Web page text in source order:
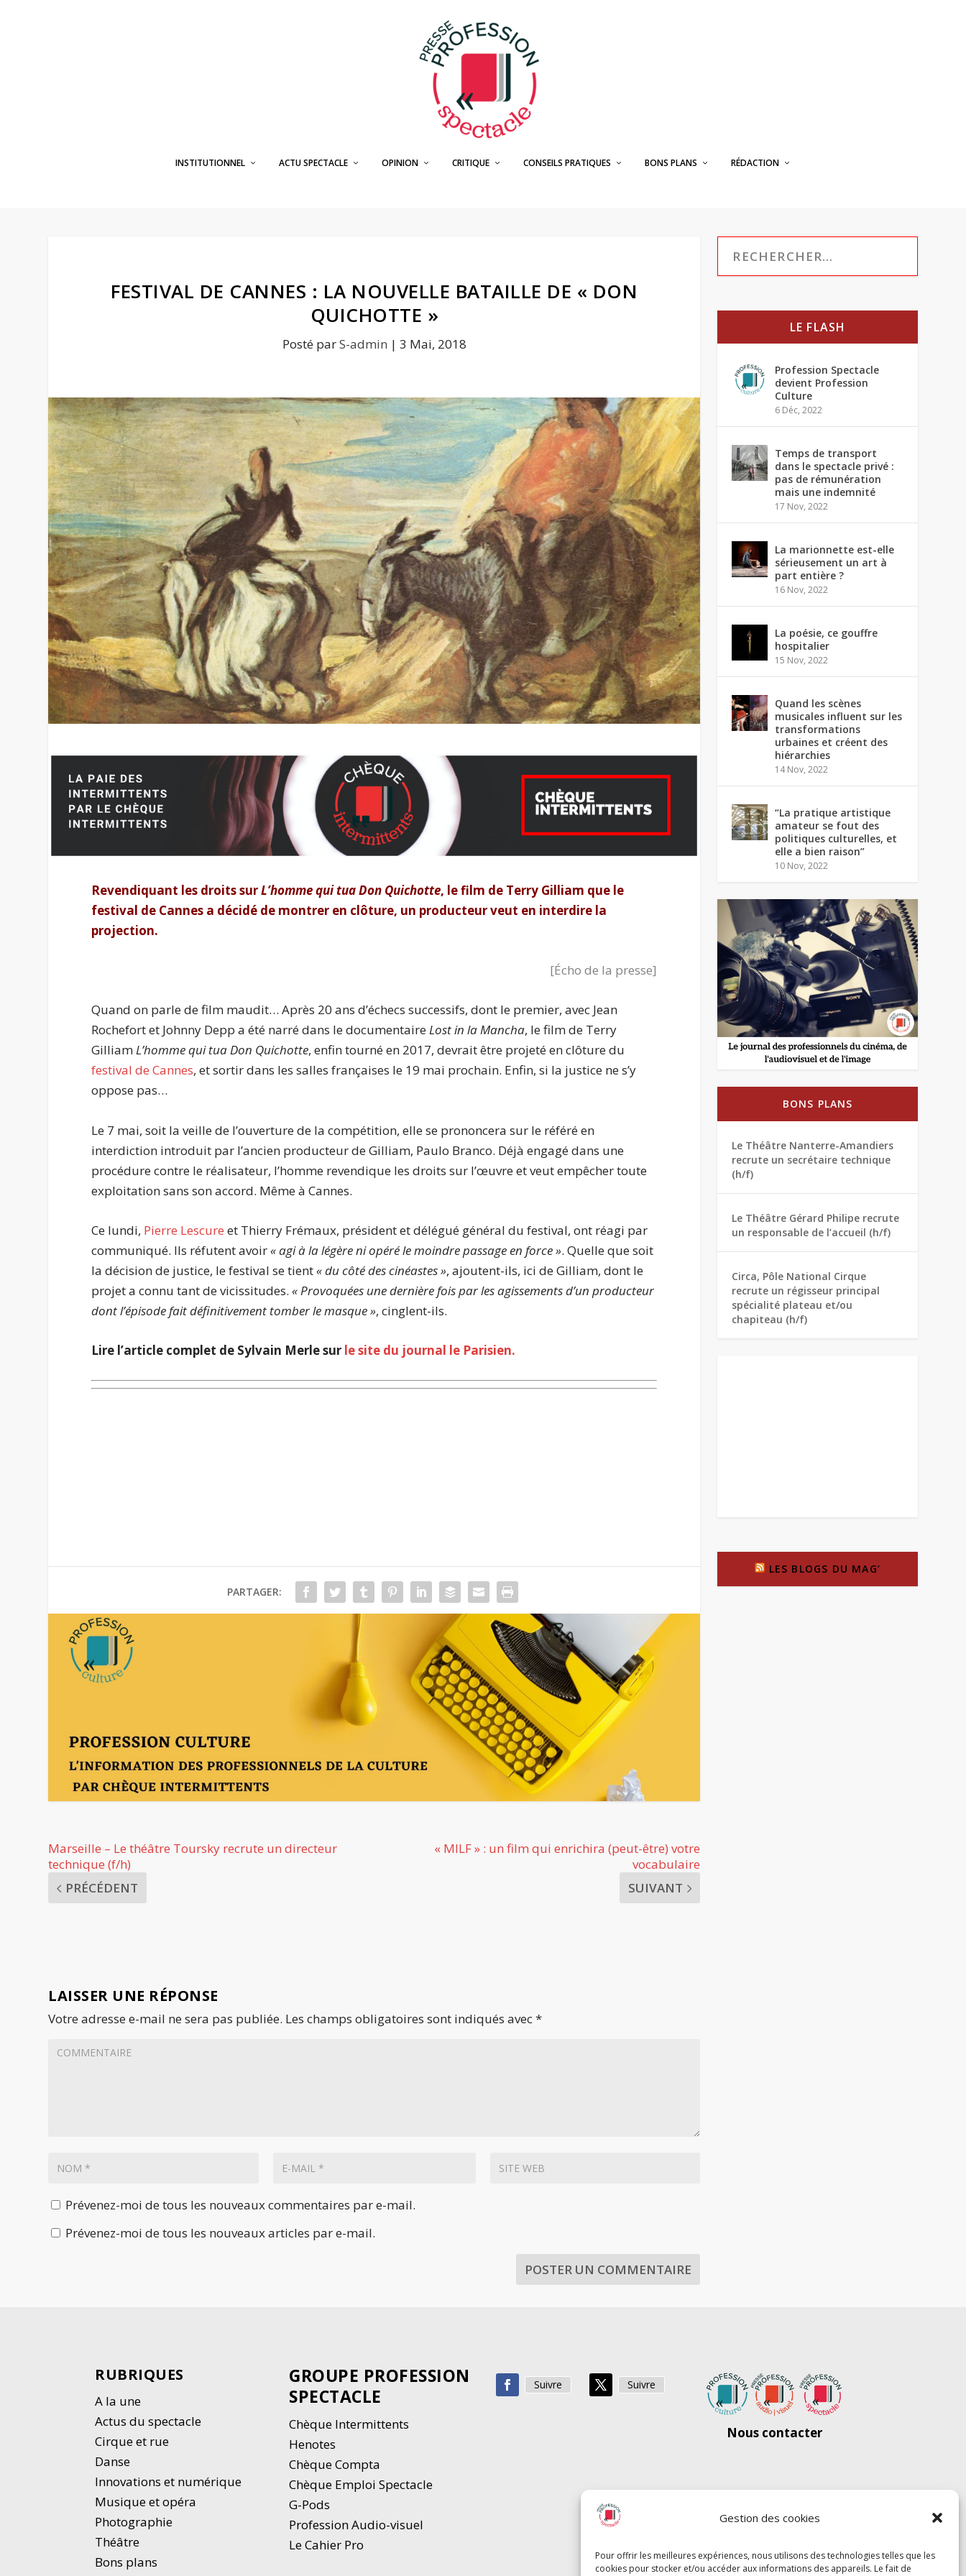
Gestion des cookies
Pour offrir les meilleures expériences, nous utilisons des technologies telles que les
cookies pour stocker et/ou accéder aux informations des appareils. Le fait de
INSTITUTIONNEL ACTU SPECTACLE OPINION CRITIQUE CONSEILS PRATIQUES BONS PLANS RÉDACTION
FESTIVAL DE CANNES : LA NOUVELLE BATAILLE DE « DON
QUICHOTTE »
Posté parS-admin | 3 Mai, 2018
Revendiquant les droits surL’homme qui tua Don Quichotte, le film de Terry Gilliam que le
festival de Cannes a décidé de montrer en clôture, un producteur veut en interdire la
projection.
[Écho de la presse]
Quand on parle de film maudit… Après 20 ans d’échecs successifs, dont le premier, avec Jean
Rochefort et Johnny Depp a été narré dans le documentaireLost in la Mancha, le film de Terry
GilliamL’homme qui tua Don Quichotte, enfin tourné en 2017, devrait être projeté en clôture du
festival de Cannes, et sortir dans les salles françaises le 19 mai prochain. Enfin, si la justice ne s’y
oppose pas…
Le 7 mai, soit la veille de l’ouverture de la compétition, elle se prononcera sur le référé en
interdiction introduit par l’ancien producteur de Gilliam, Paulo Branco. Déjà engagé dans une
procédure contre le réalisateur, l’homme revendique les droits sur l’œuvre et veut empêcher toute
exploitation sans son accord. Même à Cannes.
Ce lundi, Pierre Lescure et Thierry Frémaux, président et délégué général du festival, ont réagi par
communiqué. Ils réfutent avoir« agi à la légère ni opéré le moindre passage en force ». Quelle que soit
la décision de justice, le festival se tient« du côté des cinéastes », ajoutent-ils, ici de Gilliam, dont le
projet a connu tant de vicissitudes.« Provoquées une dernière fois par les agissements d’un producteur
dont l’épisode fait définitivement tomber le masque », cinglent-ils.
Lire l’article complet de Sylvain Merlesur le site du journal le Parisien.
PARTAGER:
Marseille – Le théâtre Toursky recrute un directeur
technique (f/h)
PRÉCÉDENT
« MILF » : un film qui enrichira (peut-être) votre
vocabulaire
SUIVANT
LAISSER UNE RÉPONSE
Votre adresse e-mail ne sera pas publiée. Les champs obligatoires sont indiqués avec*
Prévenez-moi de tous les nouveaux commentaires par e-mail.
Prévenez-moi de tous les nouveaux articles par e-mail.
LE FLASH
Profession Spectacle
devient Profession
Culture
6 Déc, 2022
Temps de transport
dans le spectacle privé :
pas de rémunération
mais une indemnité
17 Nov, 2022
La marionnette est-elle
sérieusement un art à
part entière ?
16 Nov, 2022
La poésie, ce gouffre
hospitalier
15 Nov, 2022
Quand les scènes
musicales influent sur les
transformations
urbaines et créent des
hiérarchies
14 Nov, 2022
“La pratique artistique
amateur se fout des
politiques culturelles, et
elle a bien raison”
10 Nov, 2022
BONS PLANS
Le Théâtre Nanterre-Amandiers
recrute un secrétaire technique
(h/f)
Le Théâtre Gérard Philipe recrute
un responsable de l’accueil (h/f)
Circa, Pôle National Cirque
recrute un régisseur principal
spécialité plateau et/ou
chapiteau (h/f)
LES BLOGS DU MAG’
RUBRIQUES
A la une
Actus du spectacle
Cirque et rue
Danse
Innovations et numérique
Musique et opéra
Photographie
Théâtre
Bons plans
GROUPE PROFESSION
SPECTACLE
Chèque Intermittents
Henotes
Chèque Compta
Chèque Emploi Spectacle
G-Pods
Profession Audio-visuel
Le Cahier Pro
Suivre Suivre
Nous contacter